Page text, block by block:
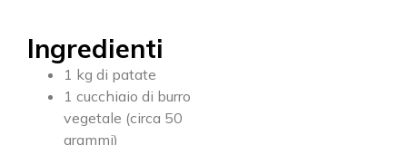
Ingredienti
1 kg di patate
1 cucchiaio di burro
vegetale (circa 50
grammi)